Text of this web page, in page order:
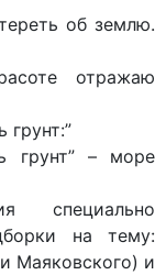
об землю.
отражаю
грунт:”
грунт” – море
специально
на тему:
Маяковского) и